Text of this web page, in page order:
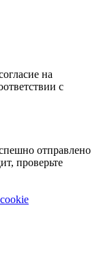
на
с
отправлено
проверьте